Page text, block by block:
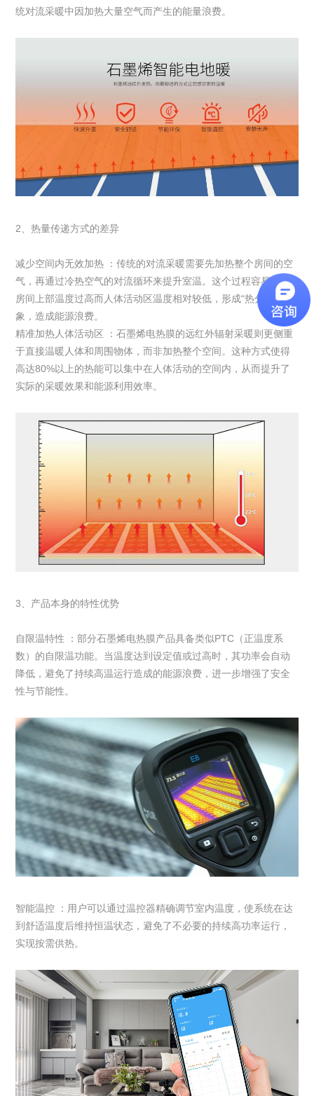
统对流采暖中因加热大量空气而产生的能量浪费。
2、热量传递方式的差异
减少空间内无效加热 ：传统的对流采暖需要先加热整个房间的空
气，再通过冷热空气的对流循环来提升室温。这个过程容易导致
房间上部温度过高而人体活动区温度相对较低，形成“热分层”现
象，造成能源浪费。
精准加热人体活动区 ：石墨烯电热膜的远红外辐射采暖则更侧重
于直接温暖人体和周围物体，而非加热整个空间。这种方式使得
高达80%以上的热能可以集中在人体活动的空间内，从而提升了
实际的采暖效果和能源利用效率。
3、产品本身的特性优势
自限温特性 ：部分石墨烯电热膜产品具备类似PTC（正温度系
数）的自限温功能。当温度达到设定值或过高时，其功率会自动
降低，避免了持续高温运行造成的能源浪费，进一步增强了安全
性与节能性。
智能温控 ：用户可以通过温控器精确调节室内温度，使系统在达
到舒适温度后维持恒温状态，避免了不必要的持续高功率运行，
实现按需供热。